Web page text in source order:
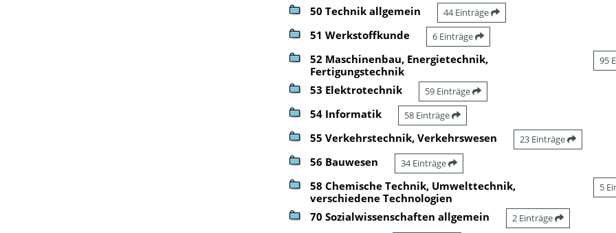
50 Technik allgemein 44 Einträge
51 Werkstoffkunde 6 Einträge
52 Maschinenbau, Energietechnik,
Fertigungstechnik
95
53 Elektrotechnik 59 Einträge
54 Informatik 58 Einträge
55 Verkehrstechnik, Verkehrswesen 23 Einträge
56 Bauwesen 34 Einträge
58 Chemische Technik, Umwelttechnik,
verschiedene Technologien
5
70 Sozialwissenschaften allgemein 2 Einträge